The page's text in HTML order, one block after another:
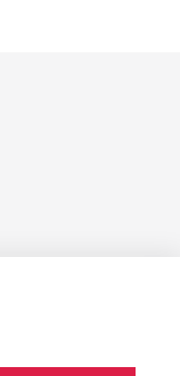
данных
данных